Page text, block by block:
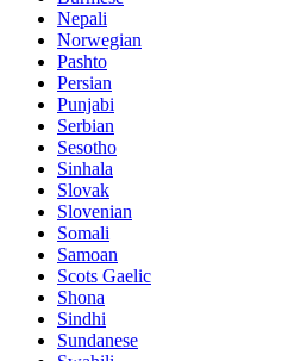
Nepali
Norwegian
Pashto
Persian
Punjabi
Serbian
Sesotho
Sinhala
Slovak
Slovenian
Somali
Samoan
Scots Gaelic
Shona
Sindhi
Sundanese